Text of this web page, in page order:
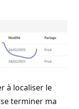
à localiser le
terminer ma